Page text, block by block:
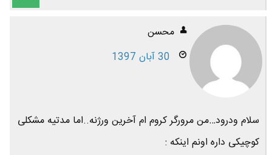
محسن
30 آبان 1397
سلام ودرود…من مرورگر کروم ام آخرین ورژنه..اما مدتیه مشکلی
کوچیکی داره اونم اینکه :